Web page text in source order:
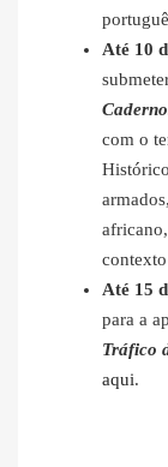
Até 10
com o
Até 15
para a
Tráfico
aqui.